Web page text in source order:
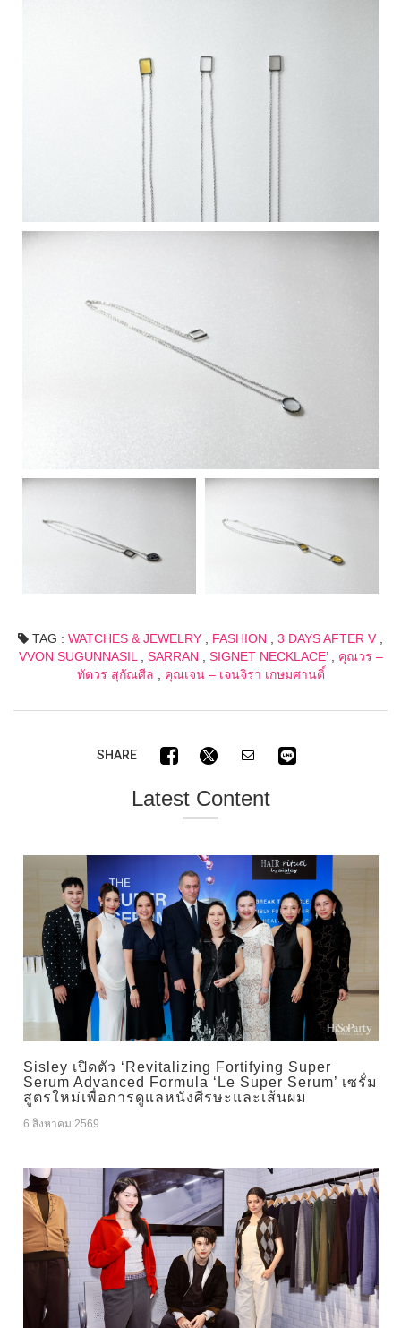
TAG : WATCHES & JEWELRY FASHION 3 DAYS AFTER V
VVON SUGUNNASIL
SARRAN SIGNET NECKLACE’, คุณวร –
ทัตวร สุกัณศีล
คุณเจน – เจนจิรา เกษมศานติ์
SHARE
Latest Content
Sisley เปิดตัว ‘Revitalizing Fortifying Super
Serum Advanced Formula ‘Le Super Serum’ เซรั่ม
สูตรใหม่เพื่อการดูแลหนังศีรษะและเส้นผม
6 สิงหาคม 2569